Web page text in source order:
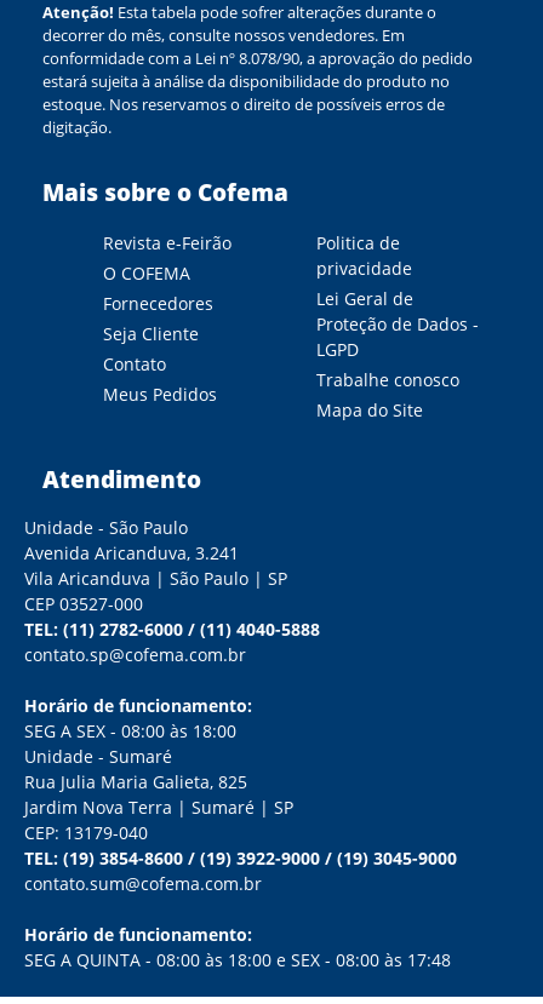
Atenção! Esta tabela pode sofrer alterações durante o
decorrer do mês, consulte nossos vendedores. Em
conformidade com a Lei nº 8.078/90, a aprovação do pedido
estará sujeita à análise da disponibilidade do produto no
estoque. Nos reservamos o direito de possíveis erros de
digitação.
Mais sobre o Cofema
Revista e-Feirão
O COFEMA
Fornecedores
Seja Cliente
Contato
Meus Pedidos
Politica de
privacidade
Lei Geral de
Proteção de Dados -
LGPD
Trabalhe conosco
Mapa do Site
Atendimento
Unidade - São Paulo
Avenida Aricanduva, 3.241
Vila Aricanduva | São Paulo | SP
CEP 03527-000
TEL: (11) 2782-6000 / (11) 4040-5888
contato.sp@cofema.com.br
Horário de funcionamento:
SEG A SEX - 08:00 às 18:00
Unidade - Sumaré
Rua Julia Maria Galieta, 825
Jardim Nova Terra | Sumaré | SP
CEP: 13179-040
TEL: (19) 3854-8600 / (19) 3922-9000 / (19) 3045-9000
contato.sum@cofema.com.br
Horário de funcionamento:
SEG A QUINTA - 08:00 às 18:00 e SEX - 08:00 às 17:48